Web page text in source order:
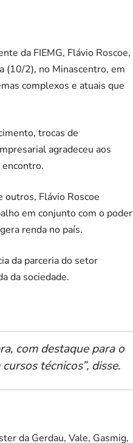
da FIEMG, Flávio Roscoe,
(10/2), no Minascentro, em
complexos e atuais que
trocas de
agradeceu aos
encontro.
outros, Flávio Roscoe
em conjunto com o poder
renda no país.
da parceria do setor
da sociedade.
com destaque para o
técnicos”, disse.
da Gerdau, Vale, Gasmig,